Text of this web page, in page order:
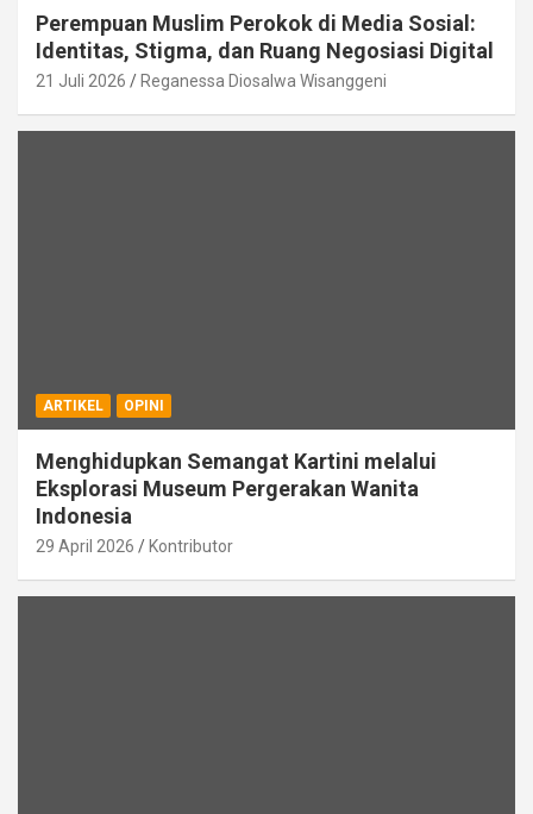
Perempuan Muslim Perokok di Media Sosial:
Identitas, Stigma, dan Ruang Negosiasi Digital
21 Juli 2026 Reganessa Diosalwa Wisanggeni
ARTIKEL OPINI
Menghidupkan Semangat Kartini melalui
Eksplorasi Museum Pergerakan Wanita
Indonesia
29 April 2026 Kontributor